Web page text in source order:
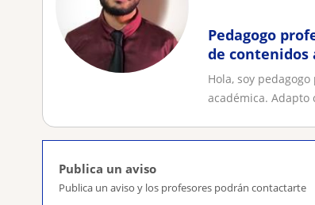
Pedagogo
de contenidos
educativas de
Hola, soy
académica. Adapto
Publica un aviso
Publica un aviso y los profesores podrán contactarte